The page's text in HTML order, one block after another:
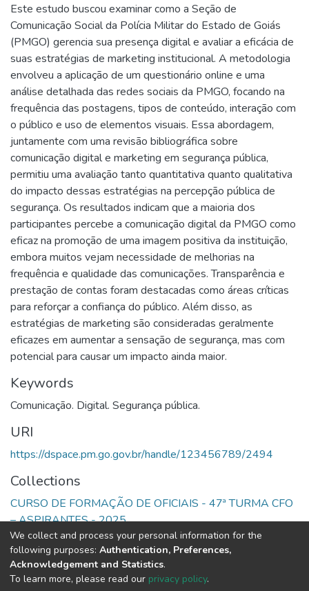
Este estudo buscou examinar como a Seção de
Comunicação Social da Polícia Militar do Estado de Goiás
(PMGO) gerencia sua presença digital e avaliar a eficácia de
suas estratégias de marketing institucional. A metodologia
envolveu a aplicação de um questionário online e uma
análise detalhada das redes sociais da PMGO, focando na
frequência das postagens, tipos de conteúdo, interação com
o público e uso de elementos visuais. Essa abordagem,
juntamente com uma revisão bibliográfica sobre
comunicação digital e marketing em segurança pública,
permitiu uma avaliação tanto quantitativa quanto qualitativa
do impacto dessas estratégias na percepção pública de
segurança. Os resultados indicam que a maioria dos
participantes percebe a comunicação digital da PMGO como
eficaz na promoção de uma imagem positiva da instituição,
embora muitos vejam necessidade de melhorias na
frequência e qualidade das comunicações. Transparência e
prestação de contas foram destacadas como áreas críticas
para reforçar a confiança do público. Além disso, as
estratégias de marketing são consideradas geralmente
eficazes em aumentar a sensação de segurança, mas com
potencial para causar um impacto ainda maior.
Keywords
Comunicação. Digital. Segurança pública.
URI
https://dspace.pm.go.gov.br/handle/123456789/2494
Collections
CURSO DE FORMAÇÃO DE OFICIAIS - 47ª TURMA CFO
– ASPIRANTES - 2025
Full item page
DSpace software copyright © 2002-2026
We collect and process your personal information for the
following purposes: Authentication, Preferences,
Acknowledgement and Statistics.
To learn more, please read our privacy policy.